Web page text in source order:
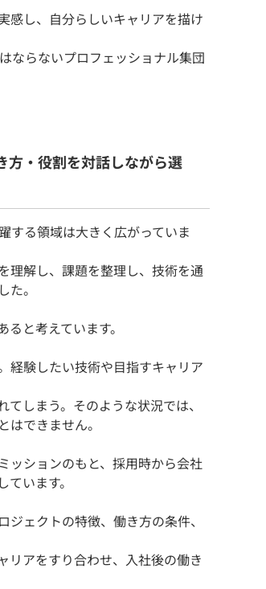
感し、自分らしいキャリアを描け
ならないプロフェッショナル集団
方・役割を対話しながら選
する領域は大きく広がっていま
理解し、課題を整理し、技術を通
。
と考えています。
経験したい技術や目指すキャリア
しまう。そのような状況では、
できません。
ッションのもと、採用時から会社
います。
ェクトの特徴、働き方の条件、
リアをすり合わせ、入社後の働き